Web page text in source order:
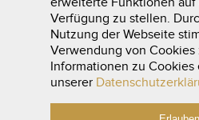
0351 -
Verfügung zu stellen.
Nutzung der Webseite
Verwendung von Cookies
Informationen zu Cookies
unserer